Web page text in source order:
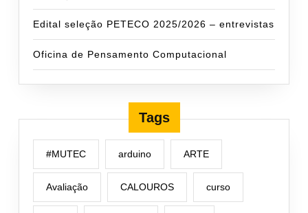
Edital seleção PETECO 2025/2026 – entrevistas
Oficina de Pensamento Computacional
Tags
#MUTEC arduino ARTE
Avaliação CALOUROS curso